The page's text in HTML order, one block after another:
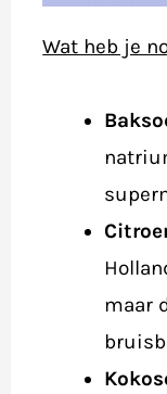
Wat heb je
maar